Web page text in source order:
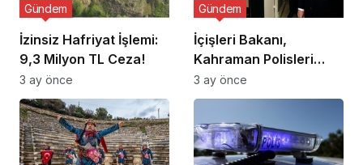
İzinsiz Hafriyat İşlemi:
9,3 Milyon TL Ceza!
Gündem
3 ay önce
İçişleri Bakanı,
Kahraman Polisleri
Ziyaret Etti
Gündem
3 ay önce